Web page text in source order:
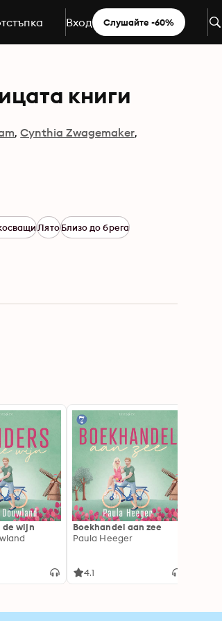
Вход Слушайте -60%
книги
Cynthia Zwagemaker
ЛятоБлизо до брега
de wijn
Boekhandel aan zee
Paula Heeger
4.1